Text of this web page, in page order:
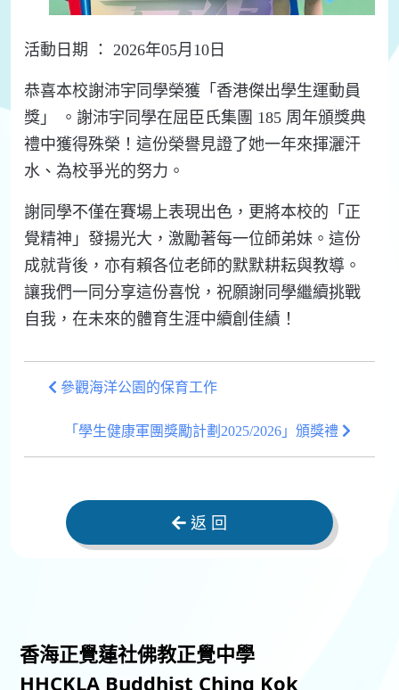
活動日期 ： 2026年05月10日
恭喜本校謝沛宇同學榮獲「香港傑出學生運動員
獎」 。謝沛宇同學在屈臣氏集團 185 周年頒獎典
禮中獲得殊榮！這份榮譽見證了她一年來揮灑汗
水、為校爭光的努力。
謝同學不僅在賽場上表現出色，更將本校的「正
覺精神」發揚光大，激勵著每一位師弟妹。這份
成就背後，亦有賴各位老師的默默耕耘與教導。
讓我們一同分享這份喜悅，祝願謝同學繼續挑戰
自我，在未來的體育生涯中續創佳績！
參觀海洋公園的保育工作
「學生健康軍團獎勵計劃2025/2026」頒獎禮
返 回
香海正覺蓮社佛教正覺中學
HHCKLA Buddhist Ching Kok